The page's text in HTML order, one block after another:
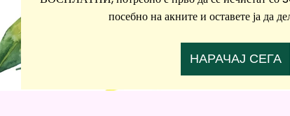
посебно на акните и оставете ја да
НАРАЧАЈ СЕГА